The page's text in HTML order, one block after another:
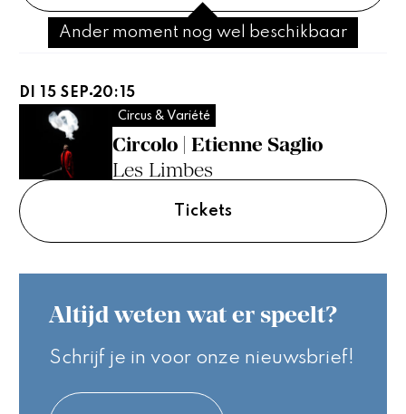
Ander moment nog wel beschikbaar
Circolo | Etienne Saglio
Les Limbes
Circus & Variété
Tickets
DI 15 SEP 20:15
Altijd weten wat er speelt?
Schrijf je in voor onze nieuwsbrief!